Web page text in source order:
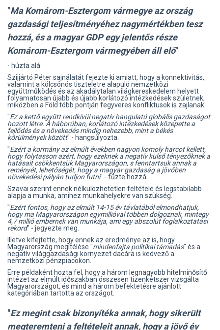
"Ma Komárom-Esztergom vármegye az ország
gazdasági teljesítményéhez nagymértékben tesz
hozzá, és a magyar GDP egy jelentős része
Komárom-Esztergom vármegyében áll elő"
- húzta alá.
Szijjártó Péter sajnálatát fejezte ki amiatt, hogy a konnektivitás,
valamint a kölcsönös tiszteletre alapuló nemzetközi
együttműködés és az akadálytalan világkereskedelem helyett
folyamatosan újabb és újabb korlátozó intézkedések születnek,
miközben a Föld több pontján fegyveres konfliktusok is zajlanak.
"Ez a kettő együtt rendkívül negatív hangulatú globális gazdaságot
hozott létre. A háborúban, korlátozó intézkedések közepette a
fejlődés és a növekedés mindig nehezebb, mint a békés
körülmények között" - hangsúlyozta.
"Ezért a kormány az elmúlt években nagyon komoly harcot kellett,
hogy folytasson azért, hogy ezeknek a negatív külső tényezőknek a
hatásait csökkentsük Magyarországon, s fenntartsuk annak a
reményét, lehetőségét, hogy a magyar gazdaság a jövőben
növekedési pályán tudjon futni" - fűzte hozzá.
Szavai szerint ennek nélkülözhetetlen feltétele és legstabilabb
alapja a munka, amihez munkahelyekre van szükség.
"Ezért fontos, hogy az elmúlt 14-15 év távlatából elmondhatjuk,
hogy ma Magyarországon egymillióval többen dolgoznak, mintegy
4,7 millió embernek van munkája, ami egy abszolút foglalkoztatási
rekord" - jegyezte meg.
Illetve kifejtette, hogy ennek az eredménye az is, hogy
Magyarország megítélése "mindenfajta politikai támadás" és a
negatív világgazdasági környezet dacára is kedvező a
nemzetközi pénzpiacokon.
Erre példaként hozta fel, hogy a három legnagyobb hitelminősítő
intézet az elmúlt időszakban összesen tizenkétszer vizsgálta
Magyarországot, és mind a három befektetésre ajánlott
kategóriában tartotta az országot.
"Ez megint csak bizonyítéka annak, hogy sikerült
megteremteni a feltételeit annak, hogy a jövő év